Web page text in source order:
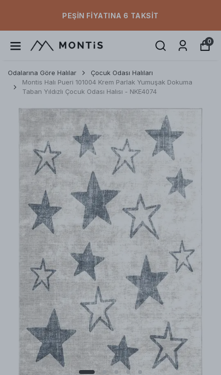
PEŞIN FIYATINA 6 TAKSIT
0
Odalarına Göre Halılar
Çocuk Odası Halıları
Montis Halı Pueri 101004 Krem Parlak Yumuşak Dokuma
Taban Yıldızlı Çocuk Odası Halısı - NKE4074